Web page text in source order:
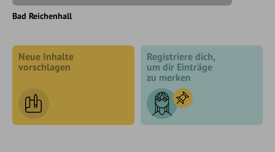
Bad Reichenhall
Neue Inhalte
vorschlagen
Registriere dich,
um dir Einträge
zu merken